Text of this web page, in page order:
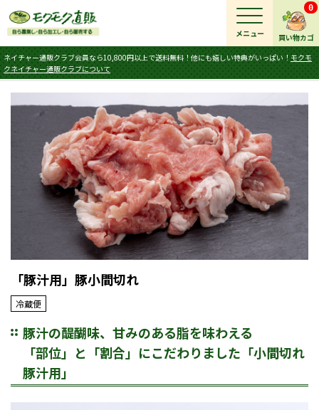
買い物カゴ
0
ネイチャー通販クラブ会員なら10,800円以上で送料無料！他にも嬉しい特典がいっぱい！ モクモ
クネイチャー通販クラブについて
メニュー
「豚汁用」豚小間切れ
冷蔵便
豚汁の醍醐味、甘みのある脂を味わえる
「部位」と「割合」にこだわりました「小間切れ
豚汁用」